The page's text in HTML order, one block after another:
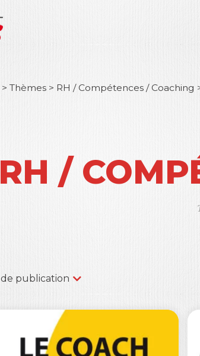
> Thèmes > RH / Compétences / Coaching
RH /